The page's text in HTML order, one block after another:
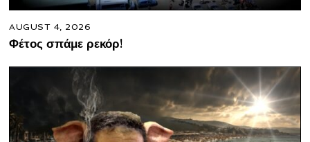
AUGUST 4, 2026
Φέτος σπάμε ρεκόρ!